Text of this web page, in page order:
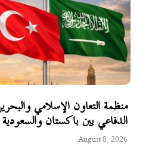
منظمة التعاون الإسلامي
الدفاعي بين باكستان
August 8, 2026